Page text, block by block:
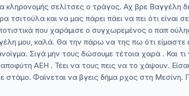
κληρονομής σελίτσες ο τράγος. Αχ βρε Βαγγέλη
τσιτούλα και να μας πάρει πάει να πει ότι είναι
που χαράμισε ο συγχωρεμένος ο παπ
μου, καλά. Θα την πάρω να της πω ότι είμαστε
Σιγά μην τους δώσουμε τέτοια χαρά . Και
ΑΕΗ . Τέει να τους πεις να το χάψουν.
στάμο. Φαίνεται να βγεις δήμα ρχος στη Μεσίνη.